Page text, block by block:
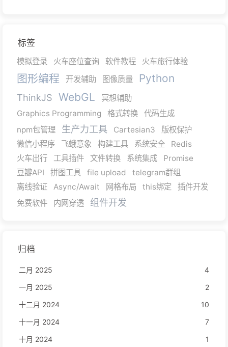
标签
模拟登录 火车座位查询 软件教程 火车旅行体验
图形编程 开发辅助 图像质量 Python
ThinkJS WebGL
冥想辅助
Graphics Programming
格式转换
代码生成
npm包管理
生产力工具 Cartesian3
版权保护
微信小程序
飞蛾意象 构建工具 系统安全
Redis
火车出行
工具插件 文件转换 系统集成
Promise
豆瓣API
拼图工具 file upload
telegram群组
离线验证
Async/Await 网格布局 this绑定
插件开发
免费软件
内网穿透 组件开发
归档
二月 2025
4
一月 2025
2
十二月 2024
10
十一月 2024
7
十月 2024
1